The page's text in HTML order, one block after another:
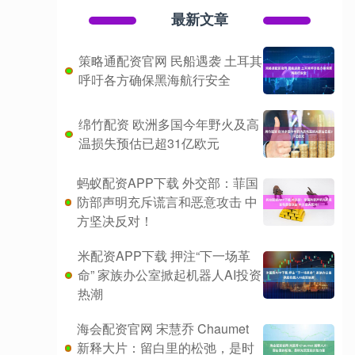
最新文章
策略通配资官网 民船遇袭 土耳其
呼吁各方确保黑海航行安全
绵竹配资 欧洲多国今年野火及高
温损失预估已超31亿欧元
蚂蚁配资APP下载 外交部：菲国
防部声明充斥谎言和恶意攻击 中
方坚决反对！
米配资APP下载 押注“下一场革
命” 家族办公室掀起机器人AI投资
热潮
海会配资官网 宋慧乔 Chaumet
新释大片：留白里的松弛，是时